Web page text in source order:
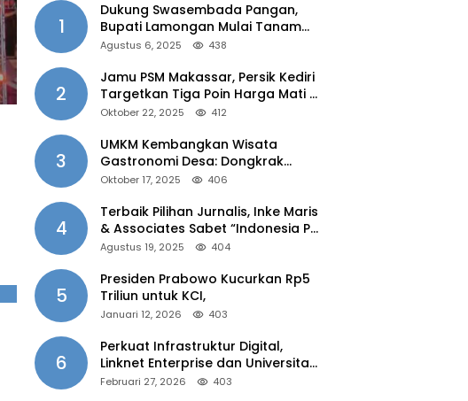
1
Dukung Swasembada Pangan,
Bupati Lamongan Mulai Tanam
Padi Musim Ketiga
Agustus 6, 2025 438
2
Jamu PSM Makassar, Persik Kediri
Targetkan Tiga Poin Harga Mati di
Kandang
Oktober 22, 2025 412
3
UMKM Kembangkan Wisata
Gastronomi Desa: Dongkrak
Ekonomi Daerah, Perluas Pasar
Oktober 17, 2025 406
4
Terbaik Pilihan Jurnalis, Inke Maris
& Associates Sabet “Indonesia PR
of the Year 2025”
Agustus 19, 2025 404
5
Presiden Prabowo Kucurkan Rp5
Triliun untuk KCI,
Januari 12, 2026 403
6
Perkuat Infrastruktur Digital,
Linknet Enterprise dan Universitas
Jember Jalin Kolaborasi Smart
Februari 27, 2026 403